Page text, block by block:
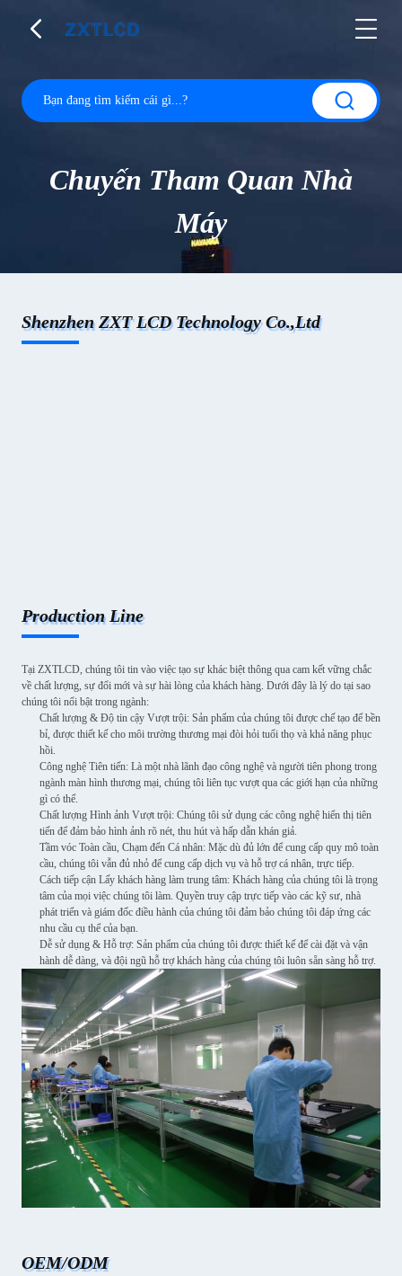
Chuyến Tham Quan Nhà
Máy
Shenzhen ZXT LCD Technology Co.,Ltd
Production Line
Tại ZXTLCD, chúng tôi tin vào việc tạo sự khác biệt thông qua cam kết vững chắc
về chất lượng, sự đổi mới và sự hài lòng của khách hàng. Dưới đây là lý do tại sao
chúng tôi nổi bật trong ngành:
Chất lượng & Độ tin cậy Vượt trội: Sản phẩm của chúng tôi được chế tạo để bền
bỉ, được thiết kế cho môi trường thương mại đòi hỏi tuổi thọ và khả năng phục
hồi.
Công nghệ Tiên tiến: Là một nhà lãnh đạo công nghệ và người tiên phong trong
ngành màn hình thương mại, chúng tôi liên tục vượt qua các giới hạn của những
gì có thể.
Chất lượng Hình ảnh Vượt trội: Chúng tôi sử dụng các công nghệ hiển thị tiên
tiến để đảm bảo hình ảnh rõ nét, thu hút và hấp dẫn khán giả.
Tầm vóc Toàn cầu, Chạm đến Cá nhân: Mặc dù đủ lớn để cung cấp quy mô toàn
cầu, chúng tôi vẫn đủ nhỏ để cung cấp dịch vụ và hỗ trợ cá nhân, trực tiếp.
Cách tiếp cận Lấy khách hàng làm trung tâm: Khách hàng của chúng tôi là trọng
tâm của mọi việc chúng tôi làm. Quyền truy cập trực tiếp vào các kỹ sư, nhà
phát triển và giám đốc điều hành của chúng tôi đảm bảo chúng tôi đáp ứng các
nhu cầu cụ thể của bạn.
Dễ sử dụng & Hỗ trợ: Sản phẩm của chúng tôi được thiết kế để cài đặt và vận
hành dễ dàng, và đội ngũ hỗ trợ khách hàng của chúng tôi luôn sẵn sàng hỗ trợ.
OEM/ODM